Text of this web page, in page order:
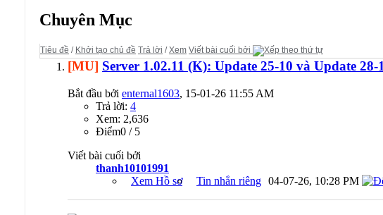
Chuyên Mục
Tiêu đề / Khởi tạo chủ đề Trả lời /Xem Viết bài cuối bởi
[MU] Server 1.02.11 (K): Update 25-10 và Update 28-
Bắt đầu bởi enternal1603, 15-01-26 11:55 AM
Trả lời: 4
Xem: 2,636
Ðiểm0 / 5
Viết bài cuối bởi
thanh10101991
Xem Hồ sơ
Tin nhắn riêng 04-07-26, 10:28 PM